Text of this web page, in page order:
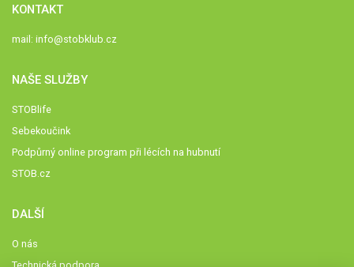
KONTAKT
mail: info@stobklub.cz
NAŠE SLUŽBY
STOBlife
Sebekoučink
Podpůrný online program při lécích na hubnutí
STOB.cz
DALŠÍ
O nás